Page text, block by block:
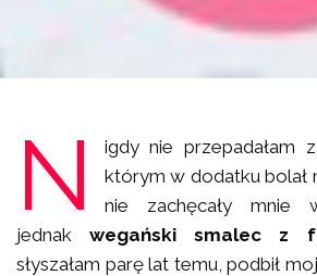
N
igdy nie przepadałam
którym w dodatku bolał
nie zachęcały mnie
jednakwegański smalec z
słyszałam parę lat temu, podbił